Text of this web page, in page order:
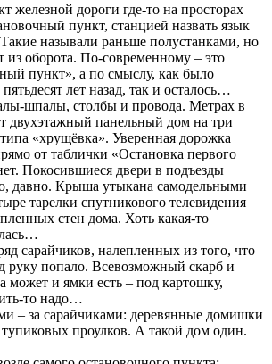
железной дороги где-то на просторах
пункт, станцией назвать язык
называли раньше полустанками, но
из оборота. По-современному – это
пункт», а по смыслу, как было
лет назад, так и осталось…
шпалы, столбы и провода. Метрах в
двухэтажный панельный дом на три
«хрущёвка». Уверенная дорожка
от таблички «Остановка первого
Покосившиеся двери в подъезды
давно. Крыша утыкана самодельными
тарелки спутникового телевидения
стен дома. Хоть какая-то
сарайчиков, налепленных из того, что
руку попало. Всевозможный скарб и
может и ямки есть – под картошку,
то надо…
– за сарайчиками: деревянные домишки
проулков. А такой дом один.